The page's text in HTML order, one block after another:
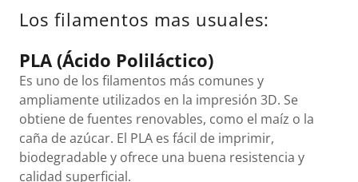
Los filamentos mas usuales:
PLA (Ácido Poliláctico)
Es uno de los filamentos más comunes y
ampliamente utilizados en la impresión 3D. Se
obtiene de fuentes renovables, como el maíz o la
caña de azúcar. El PLA es fácil de imprimir,
biodegradable y ofrece una buena resistencia y
calidad superficial.